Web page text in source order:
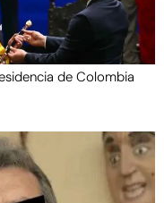
de Colombia